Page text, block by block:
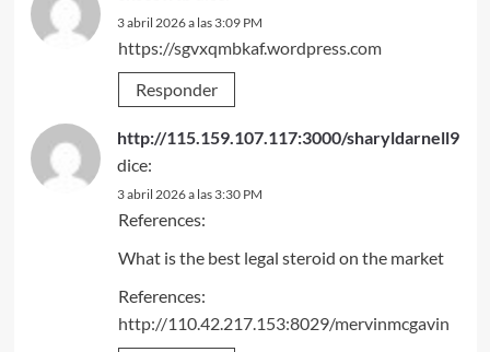
3 abril 2026 a las 3:09 PM
https://sgvxqmbkaf.wordpress.com
Responder
http://115.159.107.117:3000/sharyldarnell9
dice:
3 abril 2026 a las 3:30 PM
References:
What is the best legal steroid on the market
References:
http://110.42.217.153:8029/mervinmcgavin